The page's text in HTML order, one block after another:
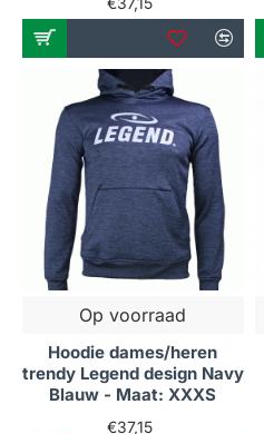
Op voorraad
Hoodie dames/heren
trendy Legend design Navy
Blauw - Maat: XXXS
€37,15